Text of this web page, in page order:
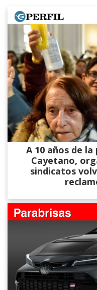
A 10 años de
Cayetano,
sindicatos